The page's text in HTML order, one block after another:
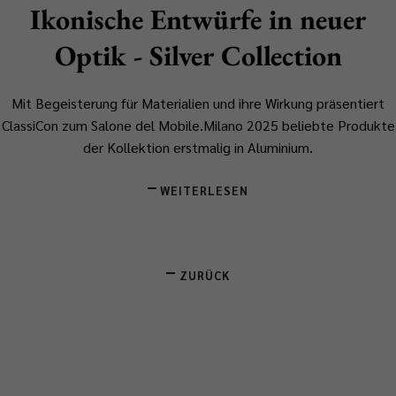
Ikonische Entwürfe in neuer
Optik - Silver Collection
Mit Begeisterung für Materialien und ihre Wirkung präsentiert
ClassiCon zum Salone del Mobile.Milano 2025 beliebte Produkte
der Kollektion erstmalig in Aluminium.
WEITERLESEN
ZURÜCK